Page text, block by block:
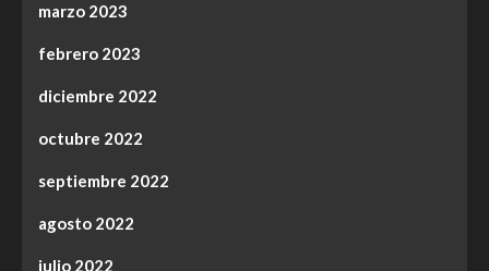
marzo 2023
febrero 2023
diciembre 2022
octubre 2022
septiembre 2022
agosto 2022
julio 2022